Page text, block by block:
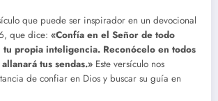
que puede ser inspirador en un devocional
que dice: «Confía en el Señor de todo
propia inteligencia. Reconócelo en todos
tus sendas.» Este versículo nos
de confiar en Dios y buscar su guía en